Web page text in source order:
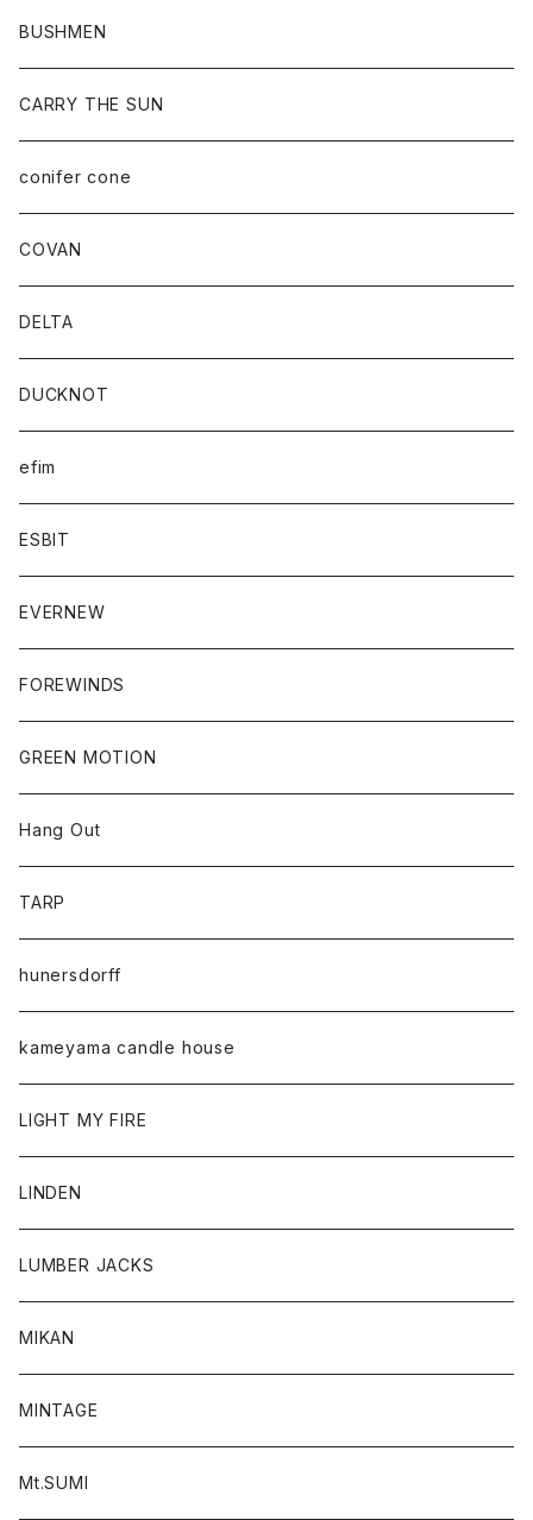
BUSHMEN
CARRY THE SUN
conifer cone
COVAN
DELTA
DUCKNOT
efim
ESBIT
EVERNEW
FOREWINDS
GREEN MOTION
Hang Out
TARP
hunersdorff
kameyama candle house
LIGHT MY FIRE
LINDEN
LUMBER JACKS
MIKAN
MINTAGE
Mt.SUMI